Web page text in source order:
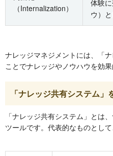
（Internalization）
体験
ウ）
ナレッジマネジメントには、「
ことでナレッジやノウハウを効
「ナレッジ共有システム」
「ナレッジ共有システム」とは
ツールです。代表的なものとし